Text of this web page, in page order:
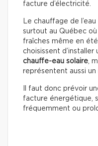
facture d’électricité.
Le chauffage de
surtout au Québec
fraîches même en
choisissent d’installer
chauffe-eau solaire,
représentent aussi
Il faut donc prévoir
facture énergétique,
fréquemment ou